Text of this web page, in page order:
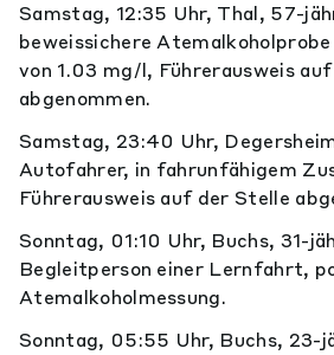
Samstag, 12:35 Uhr, Thal, 57-
beweissichere
von 1.03 mg/l, Führerausweis
abgenommen.
Samstag, 23:40 Uhr,
Autofahrer, in fahrunfähigem
Führerausweis auf der Stelle
Sonntag, 01:10 Uhr, Buchs, 31-
Begleitperson einer Lernfahrt,
Atemalkoholmessung.
Sonntag, 05:55 Uhr, Buchs, 23-